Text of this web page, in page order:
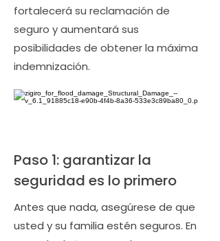
fortalecerá su reclamación de
seguro y aumentará sus
posibilidades de obtener la máxima
indemnización.
Paso 1: garantizar la
seguridad es lo primero
Antes que nada, asegúrese de que
usted y su familia estén seguros. En